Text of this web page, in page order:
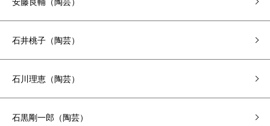
石井桃子（陶芸）
石川理恵（陶芸）
石黒剛一郎（陶芸）